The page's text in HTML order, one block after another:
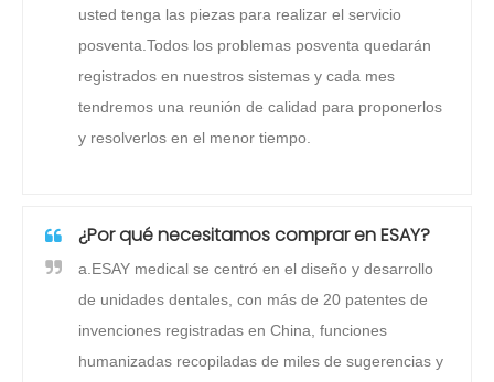
usted tenga las piezas para realizar el servicio
posventa.Todos los problemas posventa quedarán
registrados en nuestros sistemas y cada mes
tendremos una reunión de calidad para proponerlos
y resolverlos en el menor tiempo.
¿Por qué necesitamos comprar en ESAY?
a.ESAY medical se centró en el diseño y desarrollo
de unidades dentales, con más de 20 patentes de
invenciones registradas en China, funciones
humanizadas recopiladas de miles de sugerencias y